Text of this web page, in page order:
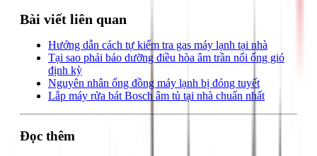
Bài viết liên quan
Hướng dẫn cách tự kiểm tra gas máy lạnh tại nhà
Tại sao phải bảo dưỡng điều hòa âm trần nối ống gió
định kỳ
Nguyên nhân ống đồng máy lạnh bị đóng tuyết
Lắp máy rửa bát Bosch âm tủ tại nhà chuẩn nhất
Đọc thêm